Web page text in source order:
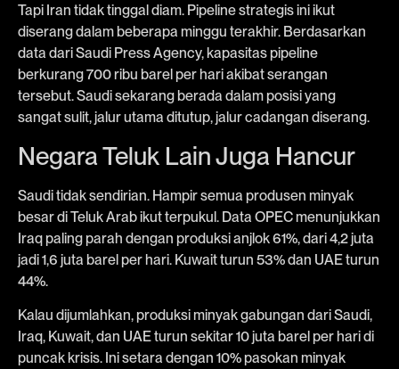
Tapi Iran tidak tinggal diam. Pipeline strategis ini ikut
diserang dalam beberapa minggu terakhir. Berdasarkan
data dari Saudi Press Agency, kapasitas pipeline
berkurang 700 ribu barel per hari akibat serangan
tersebut. Saudi sekarang berada dalam posisi yang
sangat sulit, jalur utama ditutup, jalur cadangan diserang.
Negara Teluk Lain Juga Hancur
Saudi tidak sendirian. Hampir semua produsen minyak
besar di Teluk Arab ikut terpukul. Data OPEC menunjukkan
Iraq paling parah dengan produksi anjlok 61%, dari 4,2 juta
jadi 1,6 juta barel per hari. Kuwait turun 53% dan UAE turun
44%.
Kalau dijumlahkan, produksi minyak gabungan dari Saudi,
Iraq, Kuwait, dan UAE turun sekitar 10 juta barel per hari di
puncak krisis. Ini setara dengan 10% pasokan minyak